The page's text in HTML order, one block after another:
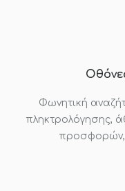
Φωνητική
πληκτρολόγησης,